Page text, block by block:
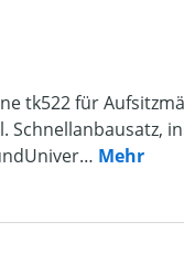
tk522 für
Schnellanbausatz,
Mehr